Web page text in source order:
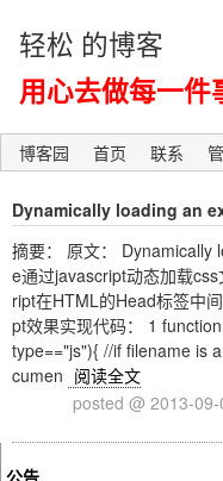
轻松 的博客
用心去做每一件
博客园 首页 联系
Dynamically loading an
摘要： 原文： Dynamically
e通过javascript动态加载
ript在HTML的Head标签中
pt效果实现代码： 1
type=="js"){ //if filename is
cumen 阅读全文
posted @ 2013-
公告